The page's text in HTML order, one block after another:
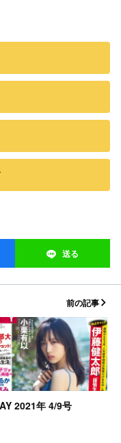
送る
前の記事
2021年 4/9号